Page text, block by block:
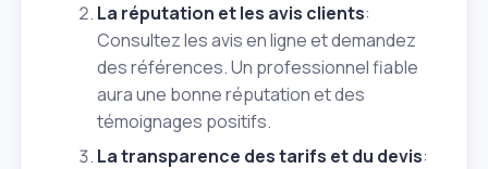
La réputation et les avis clients:
Consultez les avis en ligne et demandez
des références. Un professionnel fiable
aura une bonne réputation et des
témoignages positifs.
La transparence des tarifs et du devis: